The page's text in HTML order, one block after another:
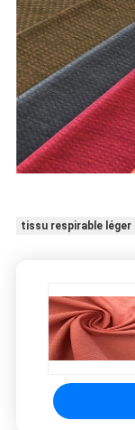
tissu respirable léger